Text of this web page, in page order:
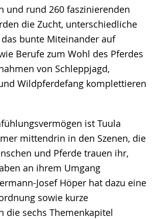
und rund 260 faszinierenden
die Zucht, unterschiedliche
bunte Miteinander auf
Berufe zum Wohl des Pferdes
von Schleppjagd,
Wildpferdefang komplettieren
ist Tuula
mittendrin in den Szenen, die
und Pferde trauen ihr,
an ihrem Umgang
Josef Höper hat dazu eine
sowie kurze
die sechs Themenkapitel